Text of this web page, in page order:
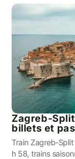
Zagreb-
billets et
Train Zagreb-
h 58, trains